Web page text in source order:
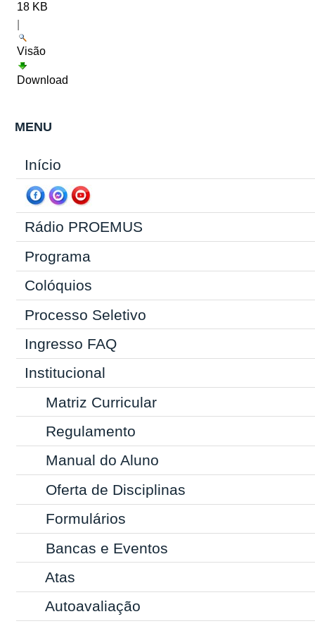
18 KB
Visão
Download
MENU
Início
Rádio PROEMUS
Programa
Colóquios
Processo Seletivo
Ingresso FAQ
Institucional
Matriz Curricular
Regulamento
Manual do Aluno
Oferta de Disciplinas
Formulários
Bancas e Eventos
Atas
Autoavaliação